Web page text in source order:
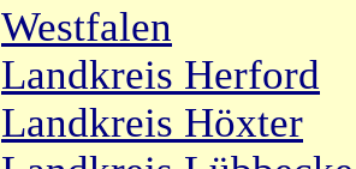
Westfalen
Landkreis Herford
Landkreis Höxter